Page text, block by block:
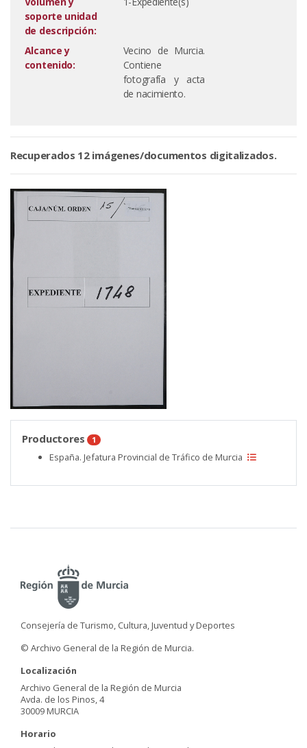
soporte unidad
de descripción:
Alcance y
contenido:
Vecino de Murcia.
Contiene
fotografía y acta
de nacimiento.
Recuperados 12 imágenes/documentos digitalizados.
Productores 1
España. Jefatura Provincial de Tráfico de Murcia
Consejería de Turismo, Cultura, Juventud y Deportes
© Archivo General de la Región de Murcia.
Localización
Archivo General de la Región de Murcia
Avda. de los Pinos, 4
30009 MURCIA
Horario